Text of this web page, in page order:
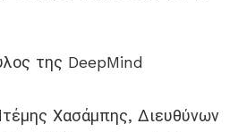
της DeepMind
Χασάμπης, Διευθύνων